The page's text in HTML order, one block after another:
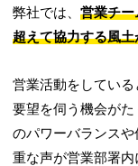
弊社では、営業チー
超えて協力する風
営業活動をしてい
要望を伺う機会が
のパワーバランス
重な声が営業部署